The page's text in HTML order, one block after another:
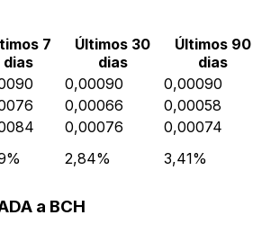
7
dias
Últimos 30
dias
Últimos 90
dias
0,00090
0,00090
0,00066
0,00058
0,00076
0,00074
2,84% 3,41%
a BCH